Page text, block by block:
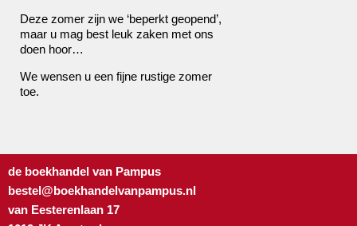
Deze zomer zijn we ‘beperkt geopend’,
maar u mag best leuk zaken met ons
doen hoor…
We wensen u een fijne rustige zomer
toe.
de boekhandel van Pampus
bestel@boekhandelvanpampus.nl
van Eesterenlaan 17